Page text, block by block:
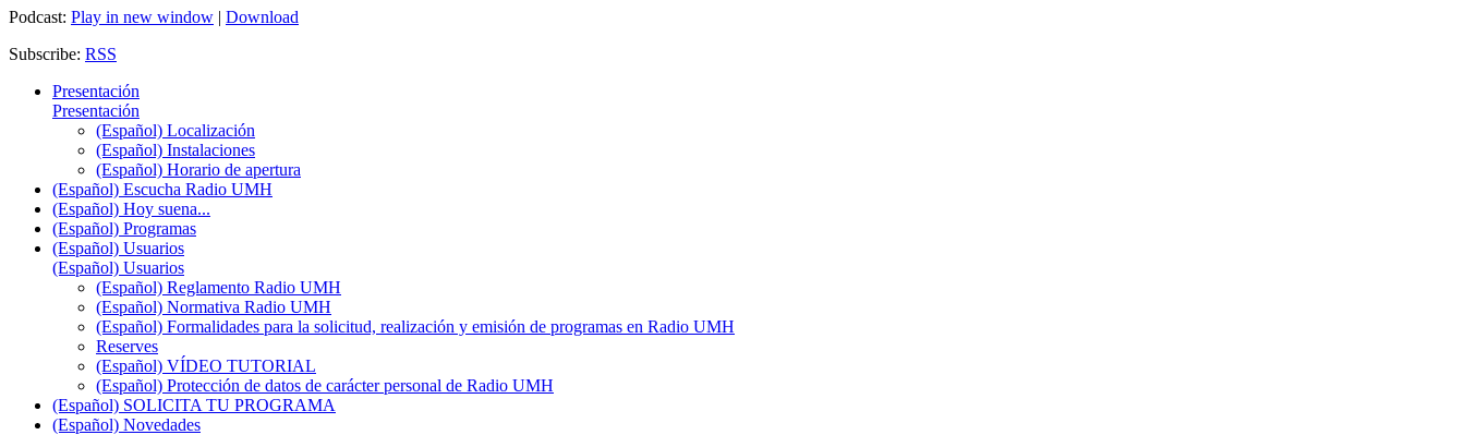
Podcast: Play in new window | Download
Subscribe: RSS
Presentación
Presentación
(Español) Localización
(Español) Instalaciones
(Español) Horario de apertura
(Español) Escucha Radio UMH
(Español) Hoy suena...
(Español) Programas
(Español) Usuarios
(Español) Usuarios
(Español) Reglamento Radio UMH
(Español) Normativa Radio UMH
(Español) Formalidades para la solicitud, realización y emisión de programas en Radio UMH
Reserves
(Español) VÍDEO TUTORIAL
(Español) Protección de datos de carácter personal de Radio UMH
(Español) SOLICITA TU PROGRAMA
(Español) Novedades